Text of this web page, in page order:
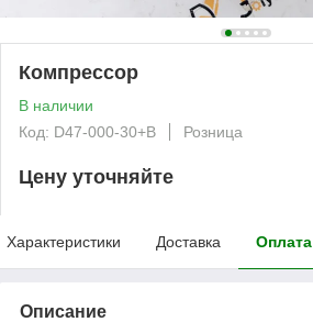
Компрессор
В наличии
Код: D47-000-30+B
Розница
Цену уточняйте
Характеристики Доставка Оплата
Описание